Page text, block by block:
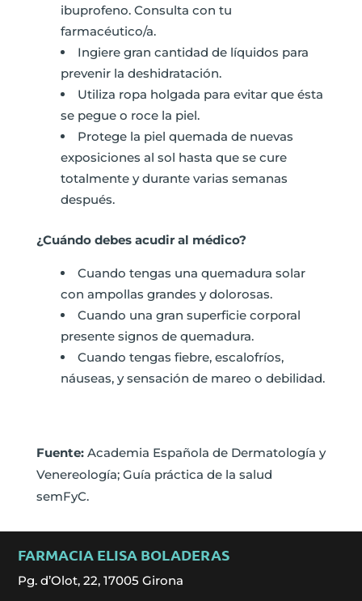
ibuprofeno. Consulta con tu
farmacéutico/a.
Ingiere gran cantidad de líquidos para
prevenir la deshidratación.
Utiliza ropa holgada para evitar que ésta
se pegue o roce la piel.
Protege la piel quemada de nuevas
exposiciones al sol hasta que se cure
totalmente y durante varias semanas
después.
¿Cuándo debes acudir al médico?
Cuando tengas una quemadura solar
con ampollas grandes y dolorosas.
Cuando una gran superficie corporal
presente signos de quemadura.
Cuando tengas fiebre, escalofríos,
náuseas, y sensación de mareo o debilidad.
Fuente:Academia Española de Dermatología y
Venereología; Guía práctica de la salud
semFyC.
FARMACIA ELISA BOLADERAS
Pg. d’Olot, 22, 17005 Girona